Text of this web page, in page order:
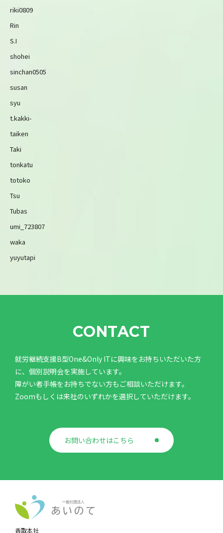
riki0809
Rin
S.I
shohei
sinchan0505
susan
syu
t.kakki-
taiken
Taki
tonkatu
totoko
Tsu
Tubas
umi_723807
waka
yuyutapi
CONTACT
就労継続支援B型One&Only ITに興味をお持ちいただいた方
に、個別説明会を実施しています。
障がい者手帳をお持ちでない方もご相談いただけます。
Zoomもしくは来社のいずれかを選択していただけます。
お問い合わせはこちら
香取本社